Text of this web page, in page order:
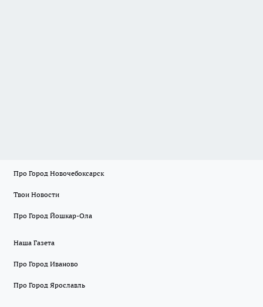
Про Город Новочебоксарск
Твои Новости
Про Город Йошкар-Ола
Наша Газета
Про Город Иваново
Про Город Ярославль